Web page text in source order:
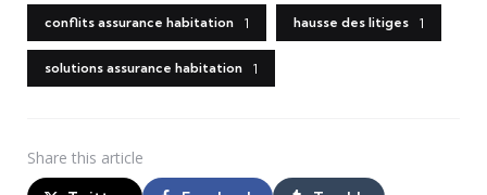
conflits assurance habitation 1 hausse des litiges 1
solutions assurance habitation 1
Share this article